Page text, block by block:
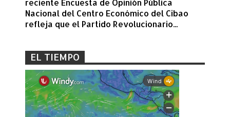
reciente Encuesta de Opinión Pública
Nacional del Centro Económico del Cibao
refleja que el Partido Revolucionario...
EL TIEMPO